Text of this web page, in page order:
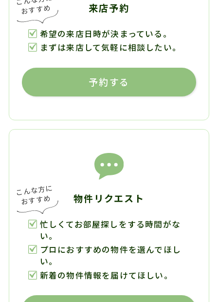
来店予約
希望の来店日時が決まっている。
まずは来店して気軽に相談したい。
予約する
物件リクエスト
忙しくてお部屋探しをする時間がな
い。
プロにおすすめの物件を選んでほし
い。
新着の物件情報を届けてほしい。